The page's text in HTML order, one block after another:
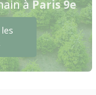
à Paris 9e